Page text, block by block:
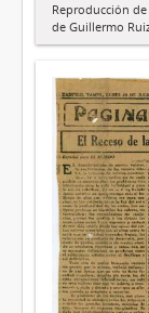
Reproducción
de Guillermo